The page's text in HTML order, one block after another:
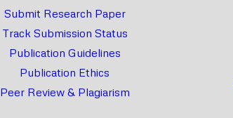
Submit Research Paper
Track Submission Status
Publication Guidelines
Publication Ethics
Peer Review & Plagiarism